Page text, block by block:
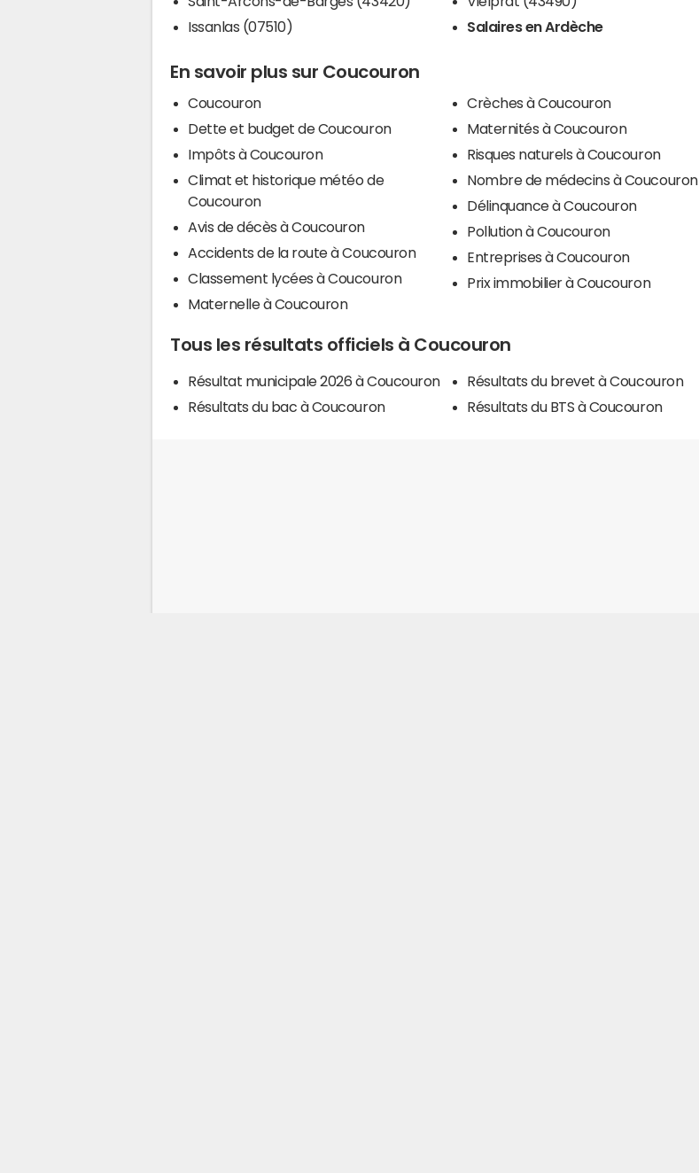
Issanlas (07510)
Salaires en Ardèche
En savoir plus sur Coucouron
Coucouron
Dette et budget de Coucouron
Impôts à Coucouron
Climat et historique météo de
Coucouron
Avis de décès à Coucouron
Accidents de la route à Coucouron
Classement lycées à Coucouron
Maternelle à Coucouron
Crèches à Coucouron
Maternités à Coucouron
Risques naturels à Coucouron
Nombre de médecins à Coucouron
Délinquance à Coucouron
Pollution à Coucouron
Entreprises à Coucouron
Prix immobilier à Coucouron
Tous les résultats officiels à Coucouron
Résultat municipale 2026 à Coucouron
Résultats du bac à Coucouron
Résultats du brevet à Coucouron
Résultats du BTS à Coucouron